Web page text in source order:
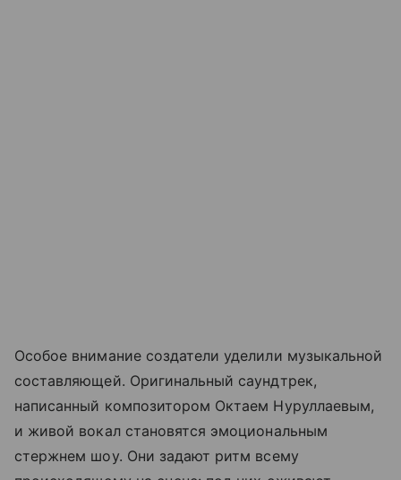
Особое внимание создатели уделили музыкальной
составляющей. Оригинальный саундтрек,
написанный композитором Октаем Нуруллаевым,
и живой вокал становятся эмоциональным
стержнем шоу. Они задают ритм всему